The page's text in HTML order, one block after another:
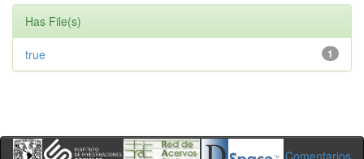
Has File(s)
1
true
Comentarios